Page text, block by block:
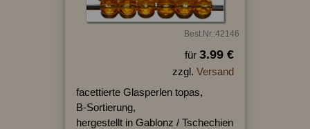
Best.Nr.:42146
für 3.99 €
zzgl. Versand
facettierte Glasperlen topas,
B-Sortierung,
hergestellt in Gablonz / Tschechien